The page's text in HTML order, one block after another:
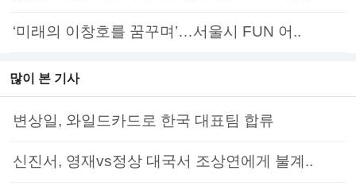
‘미래의 이창호를 꿈꾸며’…서울시 FUN 어..
많이 본 기사
변상일, 와일드카드로 한국 대표팀 합류
신진서, 영재vs정상 대국서 조상연에게 불계..